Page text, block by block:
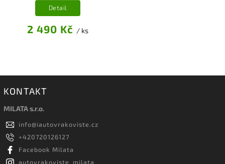
2 490 Kč / ks
Detail
KONTAKT
MILATA s.r.o.
info@iautovrakoviste.cz
+420720126127
Facebook Milata
autovrakoviste_milata